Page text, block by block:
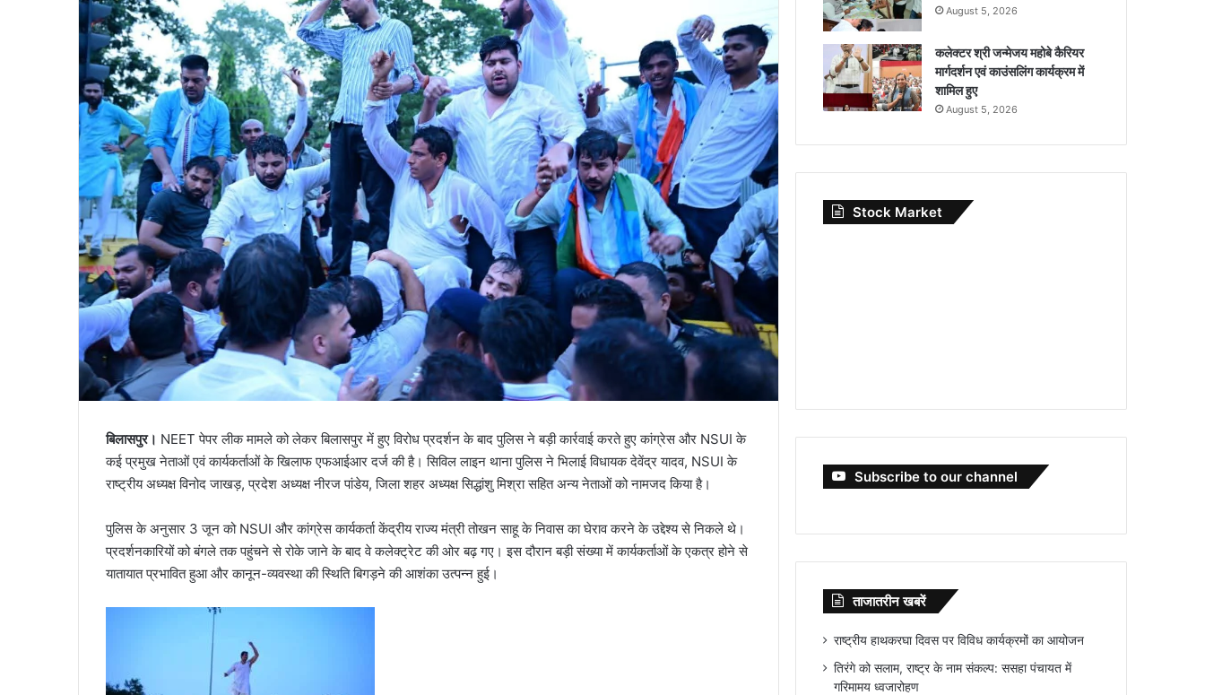
बिलासपुर। NEET पेपर लीक मामले को लेकर बिलासपुर में हुए विरोध प्रदर्शन के बाद पुलिस ने बड़ी कार्रवाई करते हुए कांग्रेस और NSUI के
कई प्रमुख नेताओं एवं कार्यकर्ताओं के खिलाफ एफआईआर दर्ज की है। सिविल लाइन थाना पुलिस ने भिलाई विधायक देवेंद्र यादव, NSUI के
राष्ट्रीय अध्यक्ष विनोद जाखड़, प्रदेश अध्यक्ष नीरज पांडेय, जिला शहर अध्यक्ष सिद्धांशु मिश्रा सहित अन्य नेताओं को नामजद किया है।
पुलिस के अनुसार 3 जून को NSUI और कांग्रेस कार्यकर्ता केंद्रीय राज्य मंत्री तोखन साहू के निवास का घेराव करने के उद्देश्य से निकले थे।
प्रदर्शनकारियों को बंगले तक पहुंचने से रोके जाने के बाद वे कलेक्ट्रेट की ओर बढ़ गए। इस दौरान बड़ी संख्या में कार्यकर्ताओं के एकत्र होने से
यातायात प्रभावित हुआ और कानून-व्यवस्था की स्थिति बिगड़ने की आशंका उत्पन्न हुई।
August 5, 2026
कलेक्टर श्री जन्मेजय महोबे कैरियर
मार्गदर्शन एवं काउंसलिंग कार्यक्रम में
शामिल हुए
August 5, 2026
Stock Market
Subscribe to our channel
ताजातरीन खबरें
राष्ट्रीय हाथकरघा दिवस पर विविध कार्यक्रमों का आयोजन
तिरंगे को सलाम, राष्ट्र के नाम संकल्प: ससहा पंचायत में
गरिमामय ध्वजारोहण